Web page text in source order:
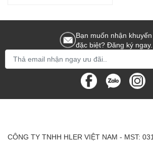
Bạn muốn nhận
đặc biệt? Đăng ký ngay.
CÔNG TY TNHH HLER VIỆT NAM - MST: